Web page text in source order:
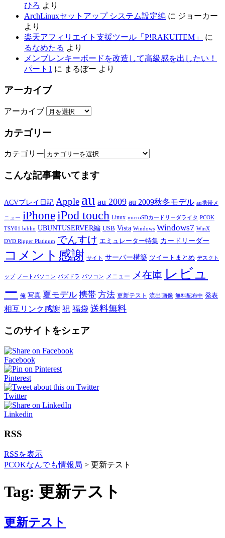
ひろ より
ArchLinuxセットアップ システム設定編 に ジョーカー
より
楽天アフィリエイト支援ツール「P!RAKUITEM」
に
るなめたる より
メンブレンキーボードを改造して高級感を出したい！
パート1 に まるぼー より
アーカイブ
アーカイブ
カテゴリー
カテゴリー
こんな記事書いてます
ACVプレイ日記 Apple au au 2009 au 2009秋冬モデル au携帯メ
ニュー iPhoneiPod touch Linux microSDカードリーダライタ PCOK
TSY01 biblio UBUNTUSERVER編 USB Vista Windows Windows7 WinX
DVD Ripper Platinum でんすけ エミュレーター特集 カードリーダー
コメント感謝 サイト サーバー構築 ツイートまとめ デスクト
ップ ノートパソコン パズドラ パソコン メニュー メ在庫 レビュ
ー 俺 写真 夏モデル 携帯 方法 更新テスト 流出画像 無料配布中 発表
相互リンク感謝 祝 福袋 送料無料
このサイトをシェア
Facebook
Pinterest
Twitter
Linkedin
RSS
RSSを表示
PCOKなんでも情報局 > 更新テスト
Tag: 更新テスト
更新テスト